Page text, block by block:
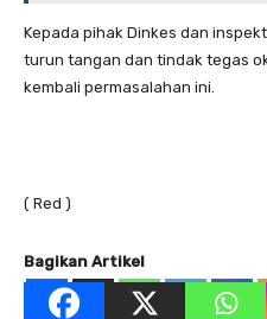
Kepada pihak Dinkes dan
turun tangan dan tindak tegas
kembali permasalahan ini.
( Red )
Bagikan Artikel